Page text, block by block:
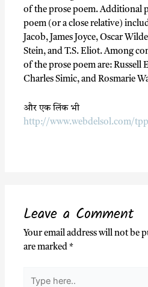
of the prose poem. Additional
poem (or a close relative)
Jacob, James Joyce, Oscar
Stein, and T.S. Eliot. Among
of the prose poem are: Russell
Charles Simic, and Rosmarie
और एक लिंक भी
http://www.webdelsol.com/
Leave a Comment
Your email address will not be
are marked*